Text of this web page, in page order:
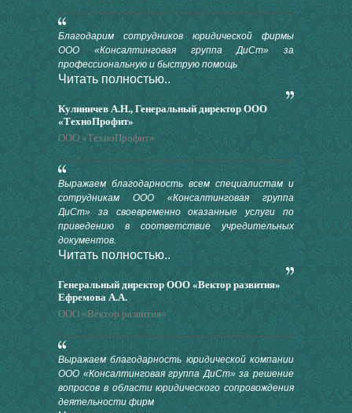
Благодарим сотрудников юридической фирмы
ООО «Консалтинговая группа ДиСт» за
профессиональную и быструю помощь
Читать полностью..
Кулиничев А.Н., Генеральный директор ООО
«ТехноПрофит»
ООО «ТехноПрофит»
Выражаем благодарность всем специалистам и
сотрудникам ООО «Консалтинговая группа
ДиСт» за своевременно оказанные услуги по
приведению в соответствие учредительных
документов.
Читать полностью..
Генеральный директор ООО «Вектор развития»
Ефремова А.А.
ООО «Вектор развития»
Выражаем благодарность юридической компании
ООО «Консалтинговая группа ДиСт» за решение
вопросов в области юридического сопровождения
деятельности фирм